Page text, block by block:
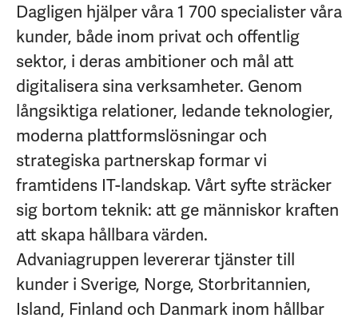
Dagligen hjälper våra 1 700 specialister våra
kunder, både inom privat och offentlig
sektor, i deras ambitioner och mål att
digitalisera sina verksamheter. Genom
långsiktiga relationer, ledande teknologier,
moderna plattformslösningar och
strategiska partnerskap formar vi
framtidens IT-landskap. Vårt syfte sträcker
sig bortom teknik: att ge människor kraften
att skapa hållbara värden.
Advaniagruppen levererar tjänster till
kunder i Sverige, Norge, Storbritannien,
Island, Finland och Danmark inom hållbar